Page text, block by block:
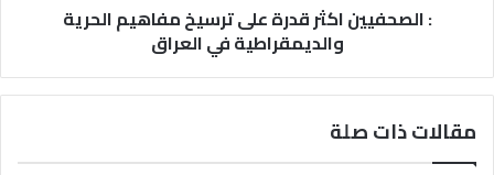
: الصحفيين اكثر قدرة على ترسيخ مفاهيم الحرية
والديمقراطية في العراق
مقالات ذات صلة